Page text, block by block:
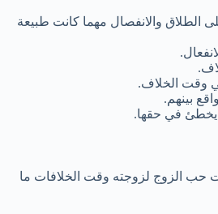
الطلاق والانفصال مهما كانت طبيعة
في وقت الخلاف.
بينهم.
يخطئ في حقها.
الزوج لزوجته وقت الخلافات ما